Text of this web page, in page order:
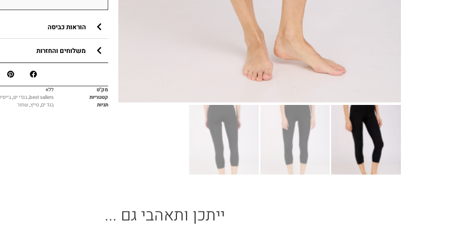
הוראות כביסה
משלוחים והחזרות
מק"ט
ללא
קטגוריות
best sallers
,בגדי ים,
תגיות
בגד ים,טייץ, שחור
ייתכן ותאהבי גם ...